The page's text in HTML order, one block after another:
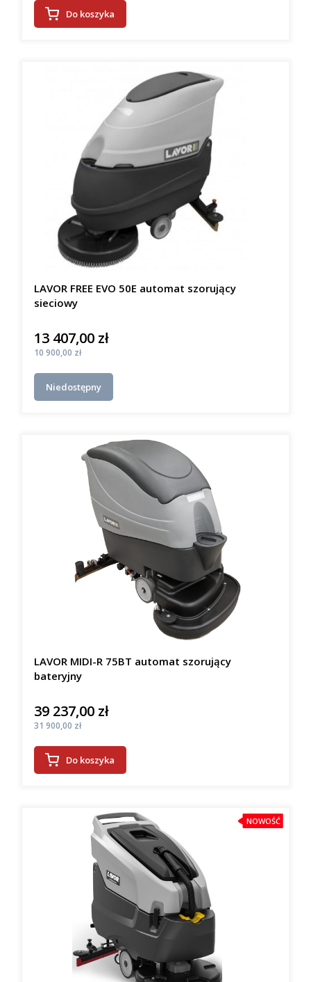
Do koszyka
LAVOR FREE EVO 50E automat szorujący
sieciowy
Cena
13 407,00 zł
Cena
10 900,00 zł
Niedostępny
LAVOR MIDI-R 75BT automat szorujący
bateryjny
Cena
39 237,00 zł
Cena
31 900,00 zł
Do koszyka
NOWOŚĆ